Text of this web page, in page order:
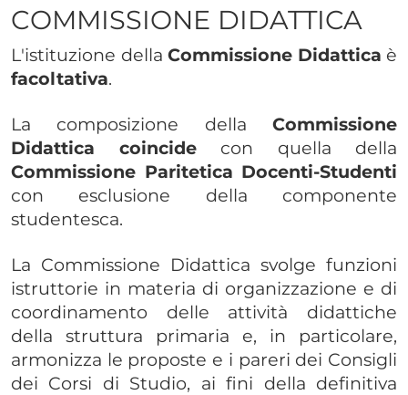
COMMISSIONE DIDATTICA
L'istituzione della Commissione Didattica è
facoltativa.
La composizione della Commissione
Didattica
coincide con quella della
Commissione Paritetica Docenti-Studenti
con esclusione della componente
studentesca.
La Commissione Didattica svolge funzioni
istruttorie in materia di organizzazione e di
coordinamento delle attività didattiche
della struttura primaria e, in particolare,
armonizza le proposte e i pareri dei Consigli
dei Corsi di Studio, ai fini della definitiva